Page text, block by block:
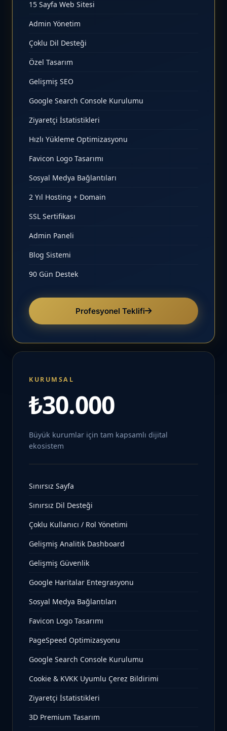
15 Sayfa Web Sitesi
Admin Yönetim
Çoklu Dil Desteği
Özel Tasarım
Gelişmiş SEO
Google Search Console Kurulumu
Ziyaretçi İstatistikleri
Hızlı Yükleme Optimizasyonu
Favicon Logo Tasarımı
Sosyal Medya Bağlantıları
2 Yıl Hosting + Domain
SSL Sertifikası
Admin Paneli
Blog Sistemi
90 Gün Destek
Profesyonel Teklifi
KURUMSAL
₺30.000
Büyük kurumlar için tam kapsamlı dijital
ekosistem
Sınırsız Sayfa
Sınırsız Dil Desteği
Çoklu Kullanıcı / Rol Yönetimi
Gelişmiş Analitik Dashboard
Gelişmiş Güvenlik
Google Haritalar Entegrasyonu
Sosyal Medya Bağlantıları
Favicon Logo Tasarımı
PageSpeed Optimizasyonu
Google Search Console Kurulumu
Cookie & KVKK Uyumlu Çerez Bildirimi
Ziyaretçi İstatistikleri
3D Premium Tasarım